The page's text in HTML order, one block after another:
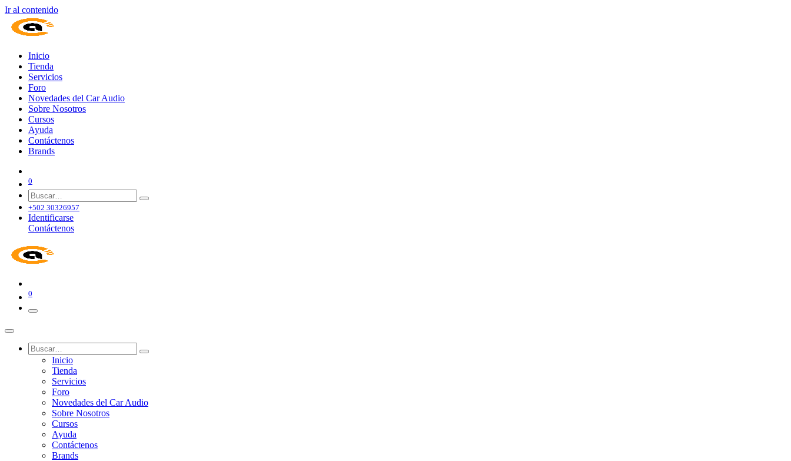
Ir al contenido
Inicio
Tienda
Servicios
Foro
Novedades del Car Audio
Sobre Nosotros
Cursos
Ayuda
Contáctenos
Brands
0
+502 30326957
Identificarse
Contáctenos
0
Inicio
Tienda
Servicios
Foro
Novedades del Car Audio
Sobre Nosotros
Cursos
Ayuda
Contáctenos
Brands